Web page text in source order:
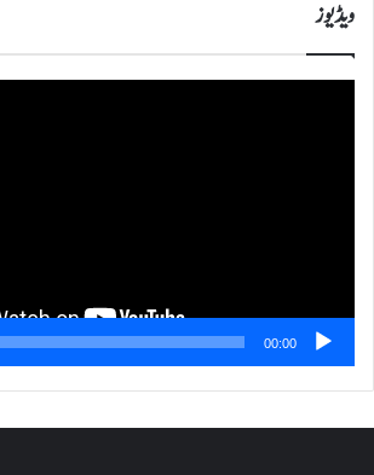
ویڈیوز
00:00